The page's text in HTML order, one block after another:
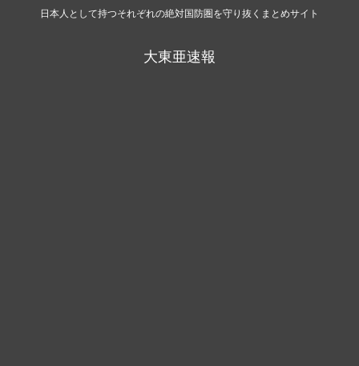
日本人として持つそれぞれの絶対国防圏を守り抜くまとめサイト
大東亜速報